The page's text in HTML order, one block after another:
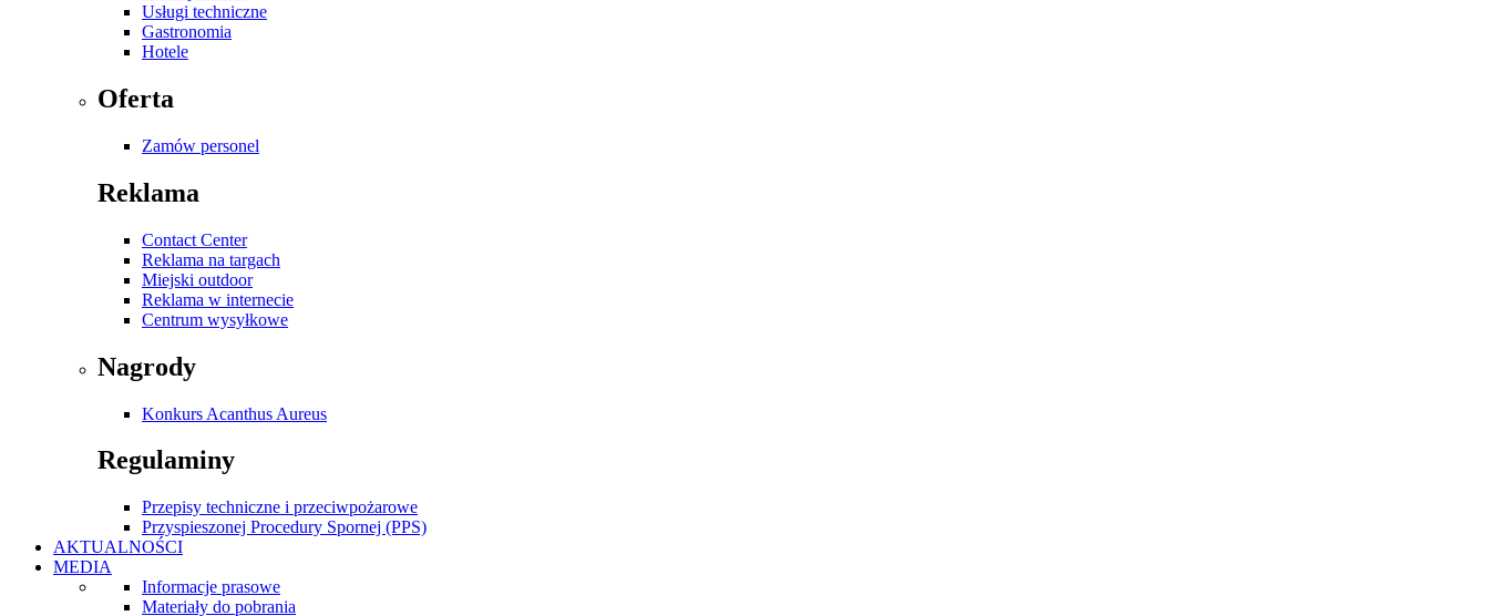
Usługi techniczne
Gastronomia
Hotele
Oferta
Zamów personel
Reklama
Contact Center
Reklama na targach
Miejski outdoor
Reklama w internecie
Centrum wysyłkowe
Nagrody
Konkurs Acanthus Aureus
Regulaminy
Przepisy techniczne i przeciwpożarowe
Przyspieszonej Procedury Spornej (PPS)
AKTUALNOŚCI
MEDIA
Informacje prasowe
Materiały do pobrania